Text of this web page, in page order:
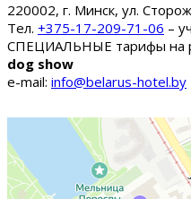
220002, г. Минск, ул.
Тел. +375-17-209-71-06 –
СПЕЦИАЛЬНЫЕ тарифы на
dog show
e-mail: info@belarus-hotel.by